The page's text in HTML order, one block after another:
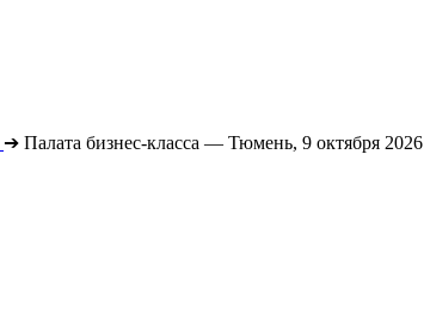
➔ Палата бизнес-класса — Тюмень, 9 октября 2026